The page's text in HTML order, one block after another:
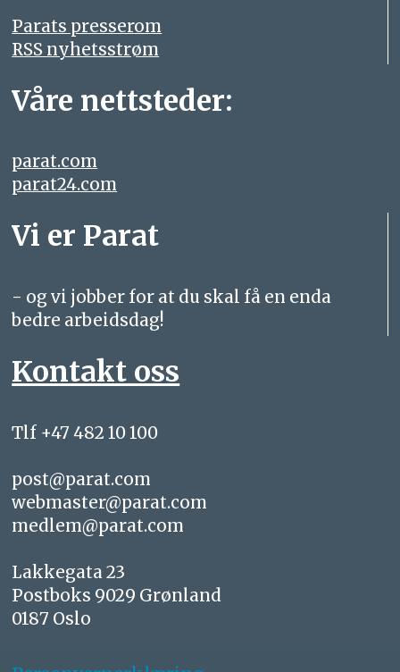
Parats presserom
RSS nyhetsstrøm
Våre nettsteder:
parat.com
parat24.com
Vi er Parat
- og vi jobber for at du skal få en enda
bedre arbeidsdag!
Kontakt oss
Tlf +47 482 10 100
post@parat.com
webmaster@parat.com
medlem@parat.com
Lakkegata 23
Postboks 9029 Grønland
0187 Oslo